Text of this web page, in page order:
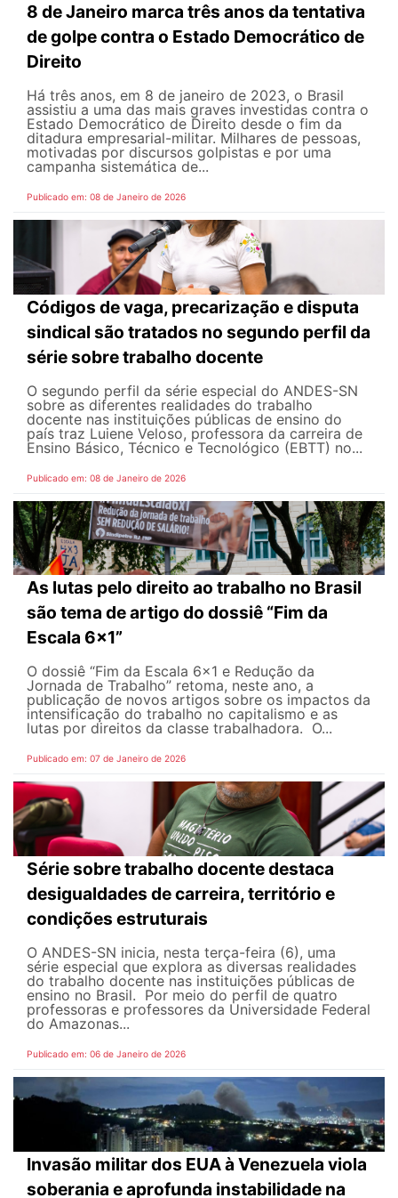
8 de Janeiro marca três anos da tentativa
de golpe contra o Estado Democrático de
Direito
Há três anos, em 8 de janeiro de 2023, o Brasil
assistiu a uma das mais graves investidas contra o
Estado Democrático de Direito desde o fim da
ditadura empresarial-militar. Milhares de pessoas,
motivadas por discursos golpistas e por uma
campanha sistemática de...
Publicado em: 08 de Janeiro de 2026
Códigos de vaga, precarização e disputa
sindical são tratados no segundo perfil da
série sobre trabalho docente
O segundo perfil da série especial do ANDES-SN
sobre as diferentes realidades do trabalho
docente nas instituições públicas de ensino do
país traz Luiene Veloso, professora da carreira de
Ensino Básico, Técnico e Tecnológico (EBTT) no...
Publicado em: 08 de Janeiro de 2026
As lutas pelo direito ao trabalho no Brasil
são tema de artigo do dossiê “Fim da
Escala 6×1”
O dossiê “Fim da Escala 6×1 e Redução da
Jornada de Trabalho” retoma, neste ano, a
publicação de novos artigos sobre os impactos da
intensificação do trabalho no capitalismo e as
lutas por direitos da classe trabalhadora. O...
Publicado em: 07 de Janeiro de 2026
Série sobre trabalho docente destaca
desigualdades de carreira, território e
condições estruturais
O ANDES-SN inicia, nesta terça-feira (6), uma
série especial que explora as diversas realidades
do trabalho docente nas instituições públicas de
ensino no Brasil. Por meio do perfil de quatro
professoras e professores da Universidade Federal
do Amazonas...
Publicado em: 06 de Janeiro de 2026
Invasão militar dos EUA à Venezuela viola
soberania e aprofunda instabilidade na